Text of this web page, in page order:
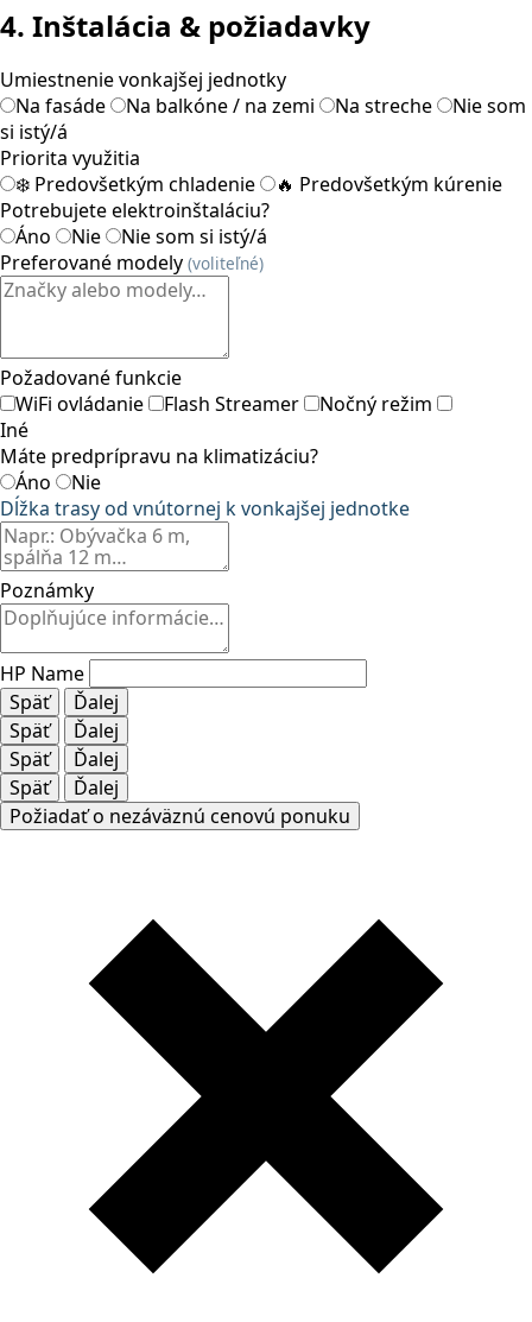
4. Inštalácia & požiadavky
Umiestnenie vonkajšej jednotky
Na fasáde
Na balkóne / na zemi Na streche
Nie som
si istý/á
Priorita využitia
❄️ Predovšetkým chladenie
🔥 Predovšetkým kúrenie
Potrebujete elektroinštaláciu?
Áno
Nie
Nie som si istý/á
Preferované modely (voliteľné)
Požadované funkcie
WiFi ovládanie
Flash Streamer
Nočný režim
Iné
Máte predprípravu na klimatizáciu?
Áno
Nie
Dĺžka trasy od vnútornej k vonkajšej jednotke
Poznámky
HP Name
Späť
Ďalej
Späť
Ďalej
Späť
Ďalej
Späť
Ďalej
Požiadať o nezáväznú cenovú ponuku